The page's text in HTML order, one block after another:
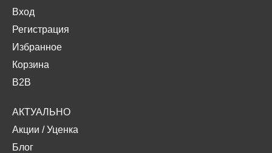
Вход
Регистрация
Избранное
Корзина
B2B
АКТУАЛЬНО
Акции /Уценка
Блог